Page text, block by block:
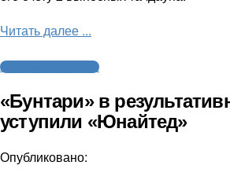
Читать далее ...
Американский футбол
«Бунтари» в
уступили «Юнайтед»
Опубликовано: